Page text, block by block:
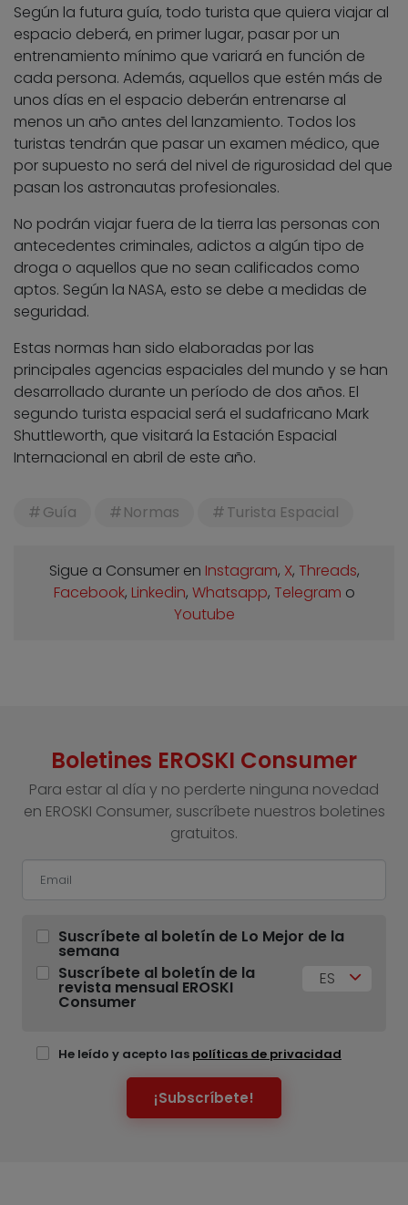
Según la futura guía, todo turista que quiera viajar al
espacio deberá, en primer lugar, pasar por un
entrenamiento mínimo que variará en función de
cada persona. Además, aquellos que estén más de
unos días en el espacio deberán entrenarse al
menos un año antes del lanzamiento. Todos los
turistas tendrán que pasar un examen médico, que
por supuesto no será del nivel de rigurosidad del que
pasan los astronautas profesionales.
No podrán viajar fuera de la tierra las personas con
antecedentes criminales, adictos a algún tipo de
droga o aquellos que no sean calificados como
aptos. Según la NASA, esto se debe a medidas de
seguridad.
Estas normas han sido elaboradas por las
principales agencias espaciales del mundo y se han
desarrollado durante un período de dos años. El
segundo turista espacial será el sudafricano Mark
Shuttleworth, que visitará la Estación Espacial
Internacional en abril de este año.
Guía Normas Turista Espacial
Sigue a Consumer en Instagram, X, Threads,
Facebook, Linkedin, Whatsapp, Telegram o
Youtube
Boletines EROSKI Consumer
Para estar al día y no perderte ninguna novedad
en EROSKI Consumer, suscríbete nuestros boletines
gratuitos.
Suscríbete al boletín de Lo Mejor de la
semana
Suscríbete al boletín de la
revista mensual EROSKI
Consumer
ES
He leído y acepto las políticas de privacidad
¡Subscríbete!